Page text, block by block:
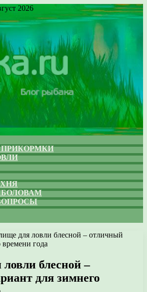
2026
для ловли блесной – отличный
времени года
блесной –
для зимнего